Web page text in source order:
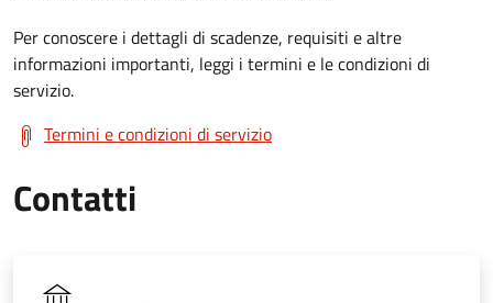
Per conoscere i dettagli di scadenze, requisiti e altre
informazioni importanti, leggi i termini e le condizioni di
servizio.
Termini e condizioni di servizio
Contatti